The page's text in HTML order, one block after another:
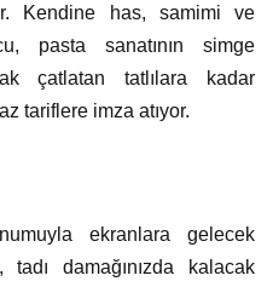
Kendine has, samimi ve
pasta sanatının simge
çatlatan tatlılara kadar
tariflere imza atıyor.
ekranlara gelecek
tadı damağınızda kalacak